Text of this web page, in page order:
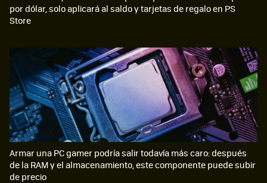
por dólar, solo aplicará al saldo y tarjetas de regalo en PS
Store
Armar una PC gamer podría salir todavía más caro: después
de la RAM y el almacenamiento, este componente puede subir
de precio